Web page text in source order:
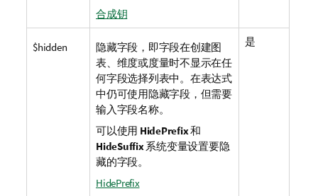
合成钥
$hidden
隐藏字段，即字段在创建图
表、维度或度量时不显示在任
何字段选择列表中。在表达式
中仍可使用隐藏字段，但需要
输入字段名称。
可以使用 HidePrefix和
HideSuffix系统变量设置要隐
藏的字段。
HidePrefix
是